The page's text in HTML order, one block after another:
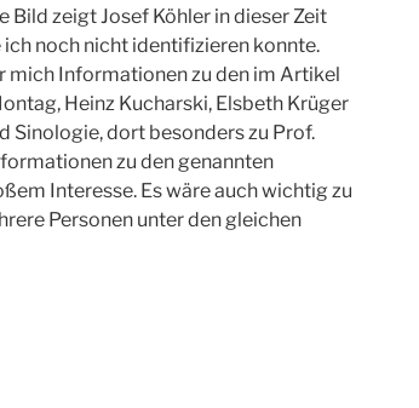
Bild zeigt Josef Köhler in dieser Zeit
noch nicht identifizieren konnte.
mich Informationen zu den im Artikel
Heinz Kucharski, Elsbeth Krüger
Sinologie, dort besonders zu Prof.
zu den genannten
Interesse. Es wäre auch wichtig zu
Personen unter den gleichen